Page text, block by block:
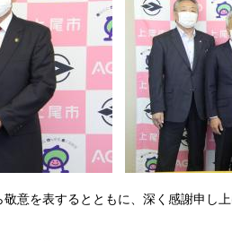
意を表するとともに、深く感謝申し